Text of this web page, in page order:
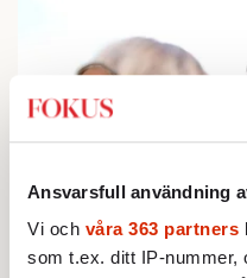
Ansvarsfull användning
Vi och våra 363 partners
som t.ex. ditt IP-nummer,